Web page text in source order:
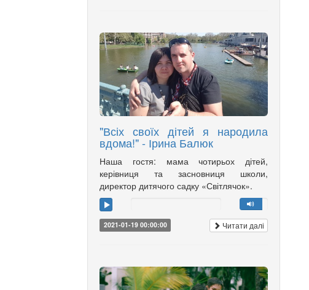
"Всіх своїх дітей я народила
вдома!" - Ірина Балюк
Наша гостя: мама чотирьох дітей,
керівниця та засновниця школи,
директор дитячого садку «Світлячок».
2021-01-19 00:00:00 Читати далі